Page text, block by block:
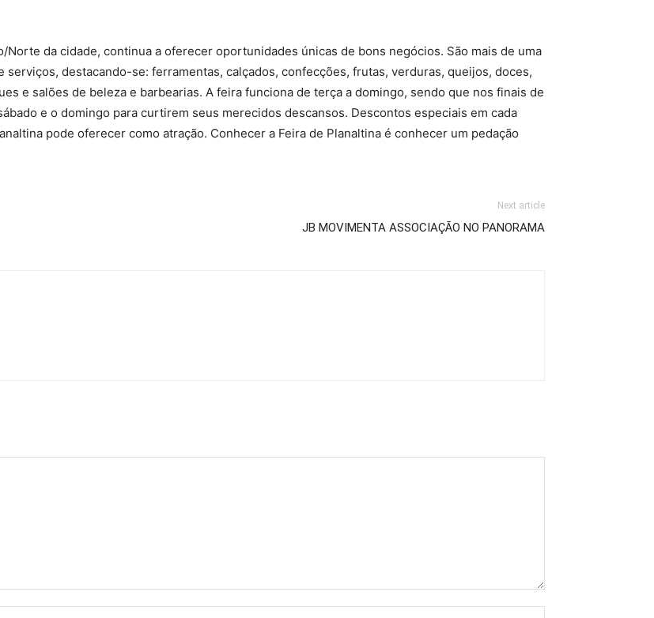
da cidade, continua a oferecer oportunidades únicas de bons negócios. São mais de uma
serviços, destacando-se: ferramentas, calçados, confecções, frutas, verduras, queijos, doces,
e salões de beleza e barbearias. A feira funciona de terça a domingo, sendo que nos finais de
e o domingo para curtirem seus merecidos descansos. Descontos especiais em cada
pode oferecer como atração. Conhecer a Feira de Planaltina é conhecer um pedação
Next article
JB MOVIMENTA ASSOCIAÇÃO NO PANORAMA